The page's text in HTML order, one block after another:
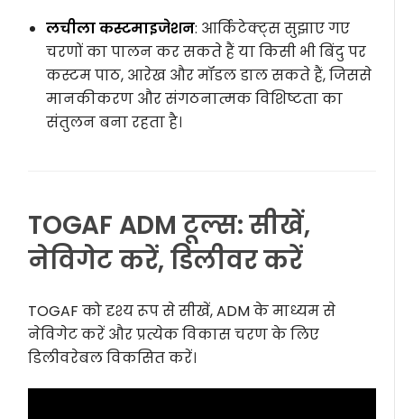
लचीला कस्टमाइजेशन: आर्किटेक्ट्स सुझाए गए
चरणों का पालन कर सकते हैं या किसी भी बिंदु पर
कस्टम पाठ, आरेख और मॉडल डाल सकते हैं, जिससे
मानकीकरण और संगठनात्मक विशिष्टता का
संतुलन बना रहता है।
TOGAF ADM टूल्स: सीखें,
नेविगेट करें, डिलीवर करें
TOGAF को दृश्य रूप से सीखें, ADM के माध्यम से
नेविगेट करें और प्रत्येक विकास चरण के लिए
डिलीवरेबल विकसित करें।